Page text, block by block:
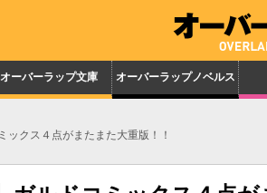
オーバーラップ文庫 オーバーラップノベルス
ックス４点がまたまた大重版！！